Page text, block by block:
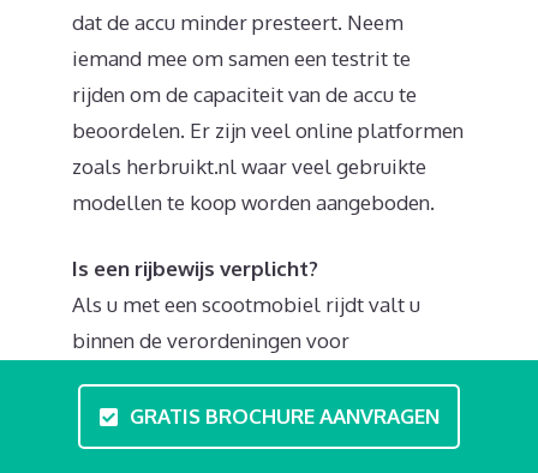
dat de accu minder presteert. Neem
iemand mee om samen een testrit te
rijden om de capaciteit van de accu te
beoordelen. Er zijn veel online platformen
zoals herbruikt.nl waar veel gebruikte
modellen te koop worden aangeboden.
Is een rijbewijs verplicht?
Als u met een scootmobiel rijdt valt u
binnen de verordeningen voor
rijbewijs of bromfietscertificaat is
overbodig. Er bestaan wel opties voor
GRATIS BROCHURE AANVRAGEN